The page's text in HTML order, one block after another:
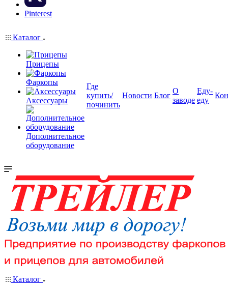
Pinterest
Каталог
Прицепы
Фаркопы
Аксессуары
Дополнительное
оборудование
Где
купить/
починить
Новости Блог
О
заводе
Еду-
еду
Каталог